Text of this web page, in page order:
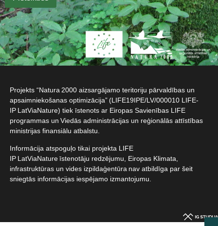
Projekts “Natura 2000 aizsargājamo teritoriju pārvaldības un
apsaimniekošanas optimizācija” (LIFE19IPE/LV/000010 LIFE-
IP LatViaNature) tiek īstenots ar Eiropas Savienības LIFE
programmas un Viedās administrācijas un reģionālās attīstības
ministrijas finansiālu atbalstu.​
Informācija atspoguļo tikai projekta LIFE
IP LatViaNature īstenotāju redzējumu, Eiropas Klimata,
infrastruktūras un vides izpildaģentūra nav atbildīga par šeit
sniegtās informācijas iespējamo izmantojumu.​